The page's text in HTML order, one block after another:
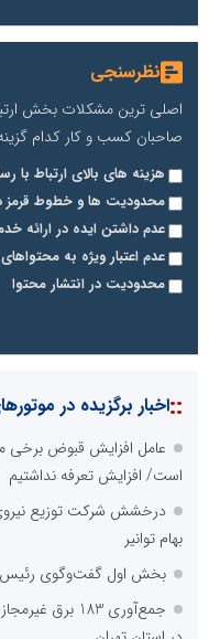
نظرسنجی
اصلی ترین مشکلات بخش
صاحبان کسب و کار کدام
هزینه های بالای ارتباط با
محدودیت ها و خطوط قرمز
عدم داشتن ایده در ارائه
عدم اعتبار ویژه به
محدودیت در انتشار محتوا
::اخبار برگزیده در
عامل افزایش قبوض برخی
است/ افزایش تعرفه نداشتیم
درخشش شرکت توزیع نیروی
بهام توانیر
بخش اول گفت‌وگوی
جمع‌آوری 183